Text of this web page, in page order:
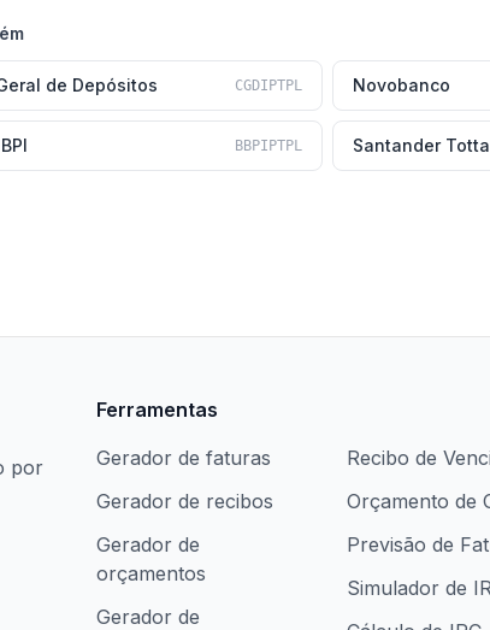
de Depósitos CGDIPTPL Novobanco
BBPIPTPL Santander Totta
por
Ferramentas
Gerador de faturas
Gerador de recibos
Gerador de
orçamentos
Gerador de
Recibo de
Orçamento de
Previsão de
Simulador de